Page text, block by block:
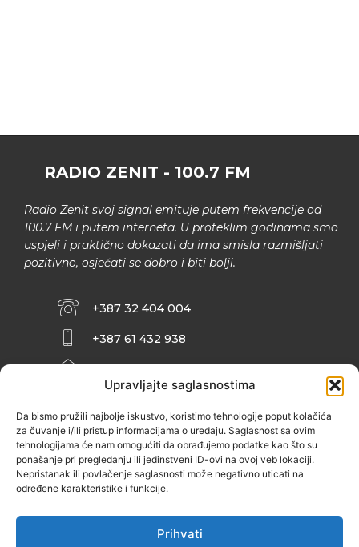
Upravljajte saglasnostima
Da bismo pružili najbolje iskustvo, koristimo tehnologije poput kolačića
za čuvanje i/ili pristup informacijama o uređaju. Saglasnost sa ovim
tehnologijama će nam omogućiti da obrađujemo podatke kao što su
ponašanje pri pregledanju ili jedinstveni ID-ovi na ovoj veb lokaciji.
Nepristanak ili povlačenje saglasnosti može negativno uticati na
određene karakteristike i funkcije.
Prihvati
RADIO ZENIT - 100.7 FM
Radio Zenit svoj signal emituje putem frekvencije od
100.7 FM i putem interneta. U proteklim godinama smo
uspjeli i praktično dokazati da ima smisla razmišljati
pozitivno, osjećati se dobro i biti bolji.
+387 32 404 004
+387 61 432 938
INFO@ZENIT.BA
ZENIČANKA, 3. SPRAT), 72000 ZENICA